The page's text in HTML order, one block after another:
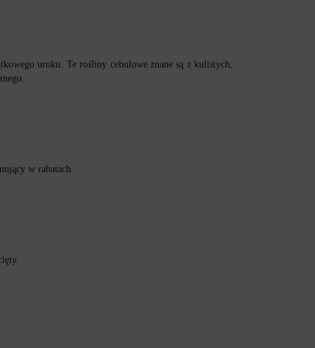
uroku. Te rośliny cebulowe znane są z kulistych,
w rabatach.